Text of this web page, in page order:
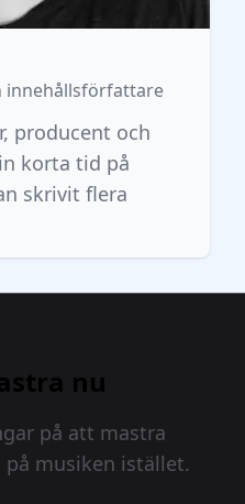
innehållsförfattare
producent och
korta tid på
skrivit flera
nu
på att mastra
på musiken istället.